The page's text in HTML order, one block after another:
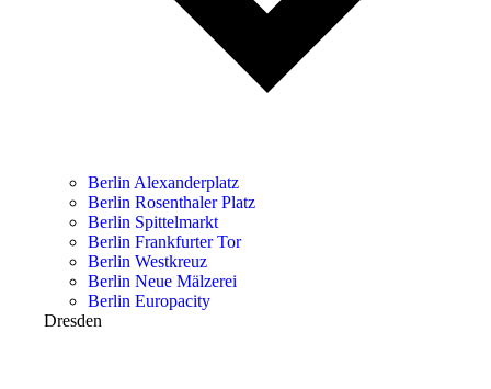
Berlin Alexanderplatz
Berlin Rosenthaler Platz
Berlin Spittelmarkt
Berlin Frankfurter Tor
Berlin Westkreuz
Berlin Neue Mälzerei
Berlin Europacity
Dresden